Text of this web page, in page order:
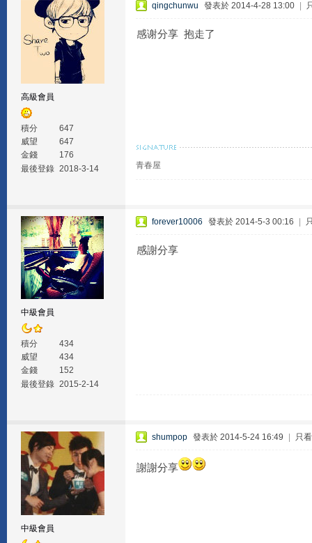
高級會員
積分
647
威望
647
金錢
176
最後登錄 2018-3-14
qingchunwu 發表於 2014-4-28 13:00
感谢分享 抱走了
青春屋
中級會員
積分
434
威望
434
金錢
152
最後登錄 2015-2-14
forever10006 發表於 2014-5-3 00:16
感謝分享
中級會員
shumpop 發表於 2014-5-24 16:49 只
謝謝分享